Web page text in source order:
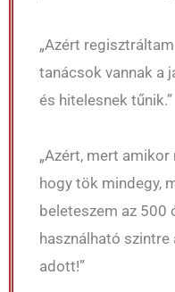
„Azért
tanácsok vannak a
és hitelesnek tűnik.”
„Azért, mert
hogy tök mindegy,
beleteszem az 500
használható
adott!”